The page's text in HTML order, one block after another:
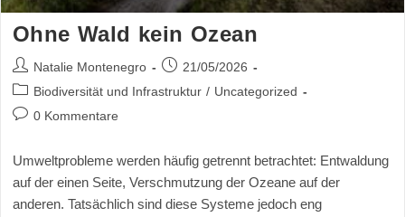
Ohne Wald kein Ozean
Natalie Montenegro
21/05/2026
Biodiversität und Infrastruktur / Uncategorized
0 Kommentare
Umweltprobleme werden häufig getrennt betrachtet: Entwaldung
auf der einen Seite, Verschmutzung der Ozeane auf der
anderen. Tatsächlich sind diese Systeme jedoch eng